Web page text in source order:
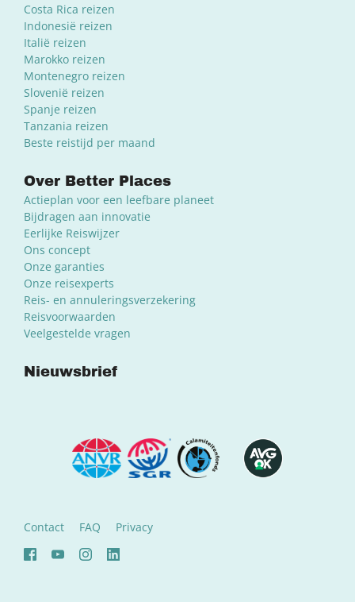
Costa Rica reizen
Indonesië reizen
Italië reizen
Marokko reizen
Montenegro reizen
Slovenië reizen
Spanje reizen
Tanzania reizen
Beste reistijd per maand
Over Better Places
Actieplan voor een leefbare planeet
Bijdragen aan innovatie
Eerlijke Reiswijzer
Ons concept
Onze garanties
Onze reisexperts
Reis- en annuleringsverzekering
Reisvoorwaarden
Veelgestelde vragen
Nieuwsbrief
Contact FAQ Privacy